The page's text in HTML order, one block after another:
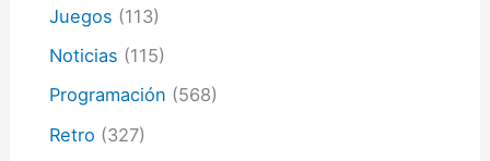
Juegos (113)
Noticias (115)
Programación (568)
Retro (327)